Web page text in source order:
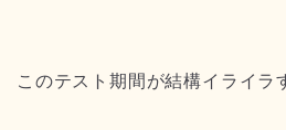
このテスト期間が結構イライラ